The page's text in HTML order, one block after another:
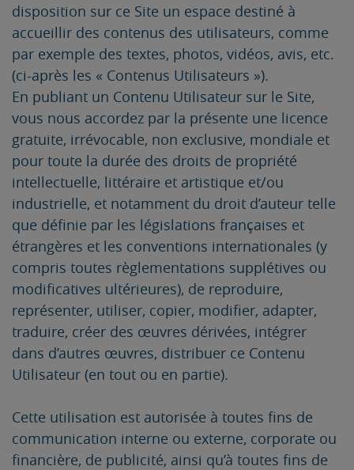
disposition sur ce Site un espace destiné à
accueillir des contenus des utilisateurs, comme
par exemple des textes, photos, vidéos, avis, etc.
(ci-après les « Contenus Utilisateurs »).
En publiant un Contenu Utilisateur sur le Site,
vous nous accordez par la présente une licence
gratuite, irrévocable, non exclusive, mondiale et
pour toute la durée des droits de propriété
intellectuelle, littéraire et artistique et/ou
industrielle, et notamment du droit d’auteur telle
que définie par les législations françaises et
étrangères et les conventions internationales (y
compris toutes règlementations supplétives ou
modificatives ultérieures), de reproduire,
représenter, utiliser, copier, modifier, adapter,
traduire, créer des œuvres dérivées, intégrer
dans d’autres œuvres, distribuer ce Contenu
Utilisateur (en tout ou en partie).
Cette utilisation est autorisée à toutes fins de
communication interne ou externe, corporate ou
financière, de publicité, ainsi qu’à toutes fins de